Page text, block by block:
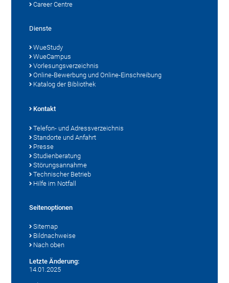
Career Centre
Dienste
WueStudy
WueCampus
Vorlesungsverzeichnis
Online-Bewerbung und Online-Einschreibung
Katalog der Bibliothek
Kontakt
Telefon- und Adressverzeichnis
Standorte und Anfahrt
Presse
Studienberatung
Störungsannahme
Technischer Betrieb
Hilfe im Notfall
Seitenoptionen
Sitemap
Bildnachweise
Nach oben
Letzte Änderung:
14.01.2025